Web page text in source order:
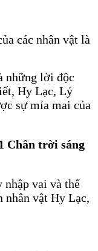
các nhân vật là
những lời độc
Hy Lạc, Lý
sự mỉa mai của
Chân trời sáng
nhập vai và thể
nhân vật Hy Lạc,